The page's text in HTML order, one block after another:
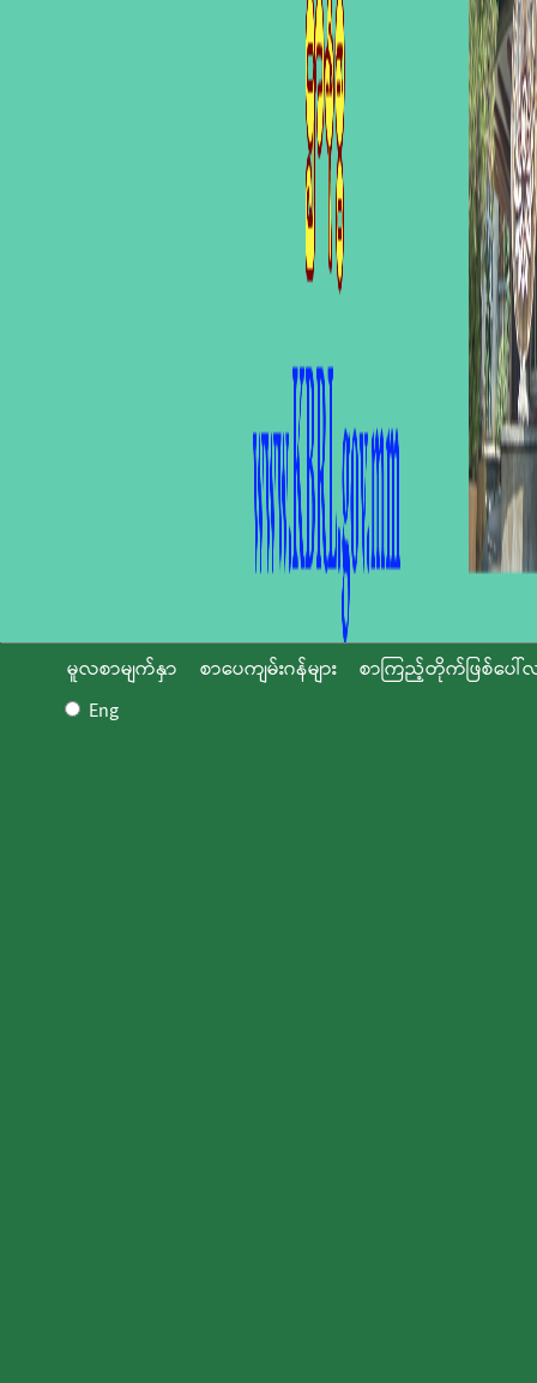
မူလစာမျက်နှာ စာပေကျမ်းဂန်များ
စာကြည့်တိုက်ဖြစ်ပေါ်
Eng